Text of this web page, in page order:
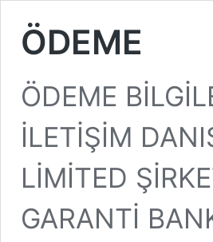
ÖDEME
ÖDEME
İLETİŞİM
LİMİTED
GARANTİ